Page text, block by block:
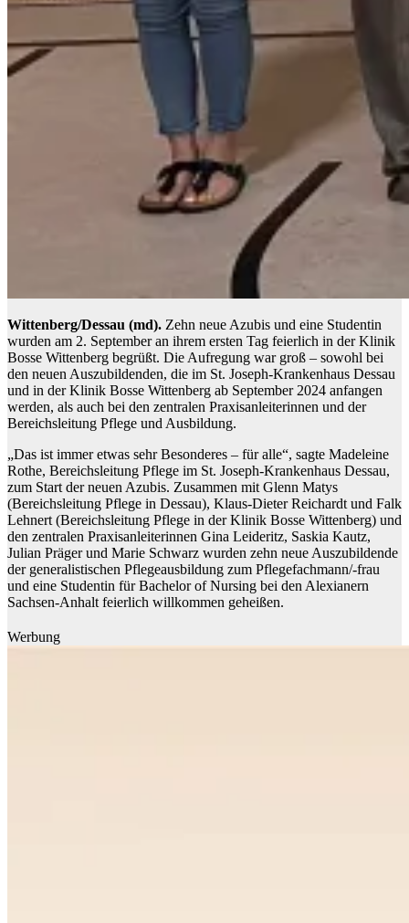
Wittenberg/Dessau (md). Zehn neue Azubis und eine Studentin
wurden am 2. September an ihrem ersten Tag feierlich in der Klinik
Bosse Wittenberg begrüßt. Die Aufregung war groß – sowohl bei
den neuen Auszubildenden, die im St. Joseph-Krankenhaus Dessau
und in der Klinik Bosse Wittenberg ab September 2024 anfangen
werden, als auch bei den zentralen Praxisanleiterinnen und der
Bereichsleitung Pflege und Ausbildung.
„Das ist immer etwas sehr Besonderes – für alle“, sagte Madeleine
Rothe, Bereichsleitung Pflege im St. Joseph-Krankenhaus Dessau,
zum Start der neuen Azubis. Zusammen mit Glenn Matys
(Bereichsleitung Pflege in Dessau), Klaus-Dieter Reichardt und Falk
Lehnert (Bereichsleitung Pflege in der Klinik Bosse Wittenberg) und
den zentralen Praxisanleiterinnen Gina Leideritz, Saskia Kautz,
Julian Präger und Marie Schwarz wurden zehn neue Auszubildende
der generalistischen Pflegeausbildung zum Pflegefachmann/-frau
und eine Studentin für Bachelor of Nursing bei den Alexianern
Sachsen-Anhalt feierlich willkommen geheißen.
Werbung